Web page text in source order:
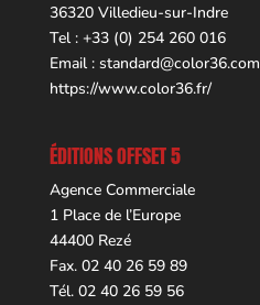
36320 Villedieu-sur-Indre
Tel : +33 (0) 254 260 016
Email : standard@color36.com
https://www.color36.fr/
ÉDITIONS OFFSET 5
Agence Commerciale
1 Place de l’Europe
44400 Rezé
Fax. 02 40 26 59 89
Tél. 02 40 26 59 56